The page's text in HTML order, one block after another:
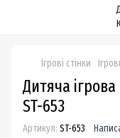
Ігрові стінки
Дитяча
ST-653
Артикул: ST-653